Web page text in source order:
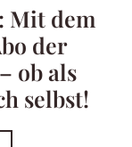
Mit dem
der
ob als
selbst!